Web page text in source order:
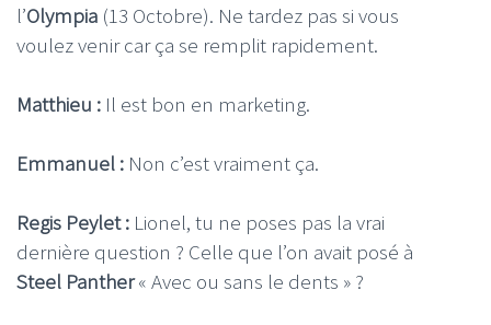
l’Olympia (13 Octobre). Ne tardez pas si vous
voulez venir car ça se remplit rapidement.
Matthieu : Il est bon en marketing.
Emmanuel : Non c’est vraiment ça.
Regis Peylet : Lionel, tu ne poses pas la vrai
dernière question ? Celle que l’on avait posé à
Steel Panther« Avec ou sans le dents » ?